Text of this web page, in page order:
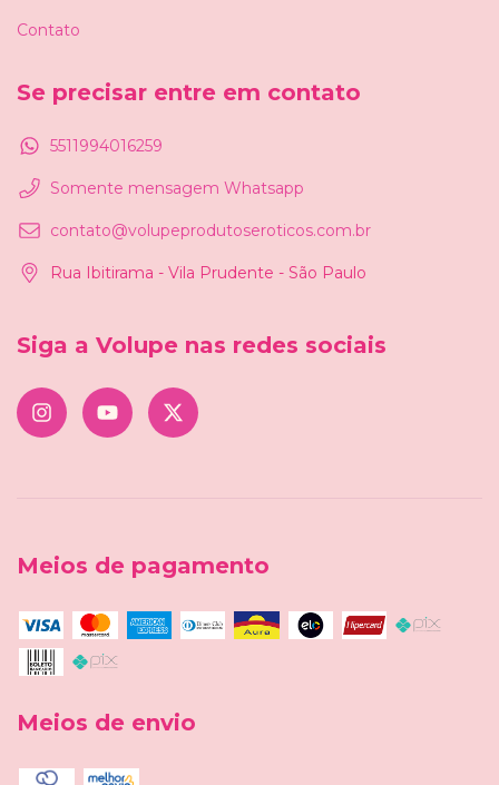
Contato
Se precisar entre em contato
5511994016259
Somente mensagem Whatsapp
contato@volupeprodutoseroticos.com.br
Rua Ibitirama - Vila Prudente - São Paulo
Siga a Volupe nas redes sociais
Meios de pagamento
Meios de envio